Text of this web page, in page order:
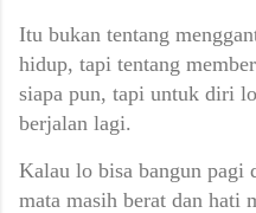
Itu bukan tentang
hidup, tapi tentang
siapa pun, tapi untuk diri
berjalan lagi.
Kalau lo bisa bangun pagi
mata masih berat dan hati